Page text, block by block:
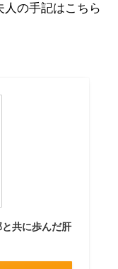
人の手記はこちら
共に歩んだ肝